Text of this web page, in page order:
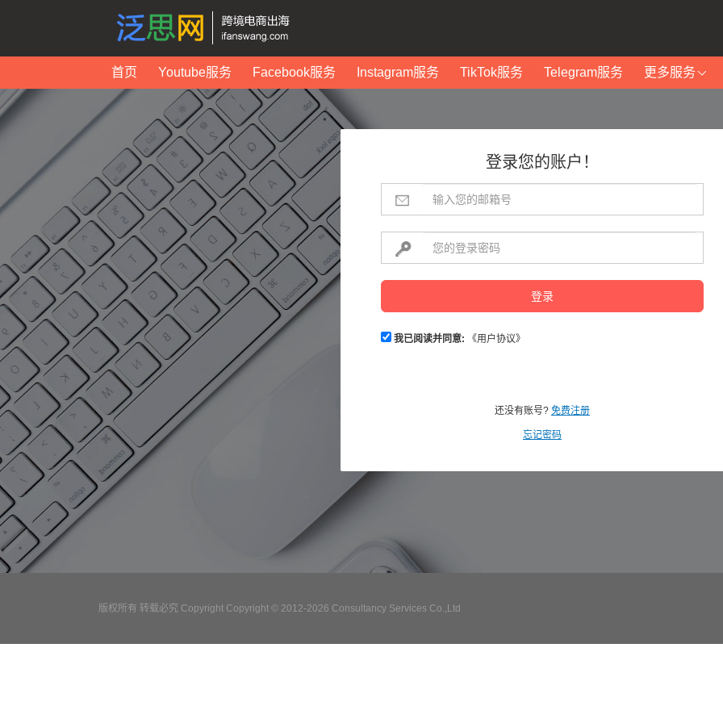
首页 Youtube服务 Facebook服务 Instagram服务 TikTok服务 Telegram服务 更多服务
登录您的账户！
登录
我已阅读并同意: 《用户协议》
还没有账号? 免费注册
忘记密码
版权所有 转载必究 Copyright Copyright © 2012-2026 Consultancy Services Co.,Ltd